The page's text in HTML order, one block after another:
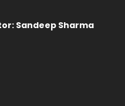
Sandeep Sharma